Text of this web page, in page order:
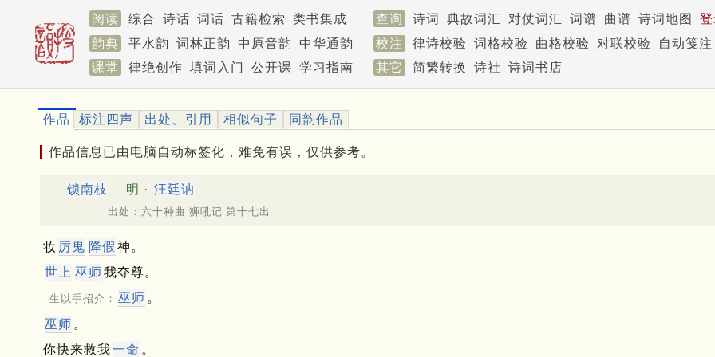
阅读 综合 诗话 词话 古籍检索 类书集成 查询 诗词 典故词汇 对仗词汇 词谱 曲谱 诗词地图
韵典
平水韵 词林正韵 中原音韵 中华通韵 校注 律诗校验 词格校验 曲格校验 对联校验
自动笺注
课堂
律绝创作 填词入门 公开课 学习指南 其它 简繁转换 诗社 诗词书店
作品 标注四声 出处、引用 相似句子 同韵作品
作品信息已由电脑自动标签化，难免有误，仅供参考。
锁南枝 明 · 汪廷讷
出处：六十种曲 狮吼记 第十七出
妆 厉鬼 降假 神。
世上 巫师我夺尊。
生以手招介： 巫师 。
巫师 。
你快来救我一命 。